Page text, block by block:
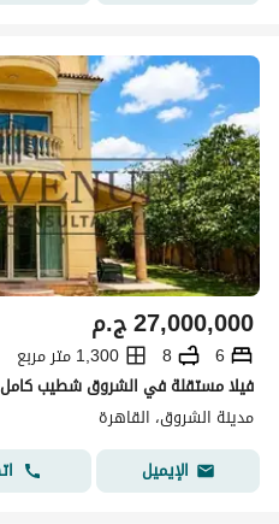
ج.م27,000,000
6
8
1,300 متر مربع
مدينة الشروق، القاهرة
الإيميل